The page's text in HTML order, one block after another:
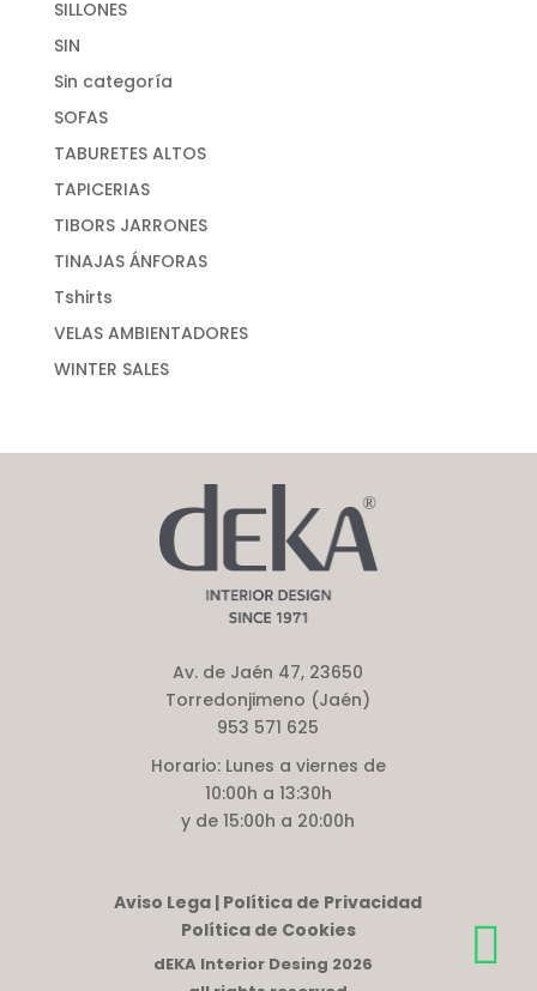
SILLONES
SIN
Sin categoría
SOFAS
TABURETES ALTOS
TAPICERIAS
TIBORS JARRONES
TINAJAS ÁNFORAS
Tshirts
VELAS AMBIENTADORES
WINTER SALES
Av. de Jaén 47, 23650
Torredonjimeno (Jaén)
953 571 625
Horario:Lunes a viernes de
10:00h a 13:30h
y de 15:00h a 20:00h
Aviso Lega | Política de Privacidad
Política de Cookies
dEKA Interior Desing 2026